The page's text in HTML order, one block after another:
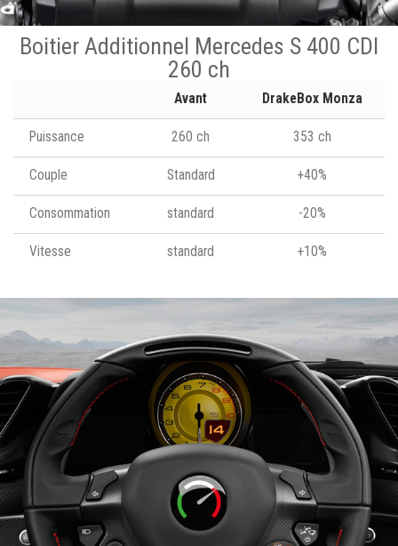
Boitier Additionnel Mercedes S 400 CDI
260 ch
Avant DrakeBox Monza
Puissance 260 ch 353 ch
Couple Standard +40%
Consommation standard -20%
Vitesse standard +10%